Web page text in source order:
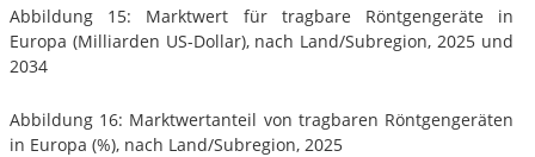
Abbildung 15: Marktwert für tragbare Röntgengeräte in
Europa (Milliarden US-Dollar), nach Land/Subregion, 2025 und
2034
Abbildung 16: Marktwertanteil von tragbaren Röntgengeräten
in Europa (%), nach Land/Subregion, 2025